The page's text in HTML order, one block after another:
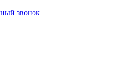
звонок